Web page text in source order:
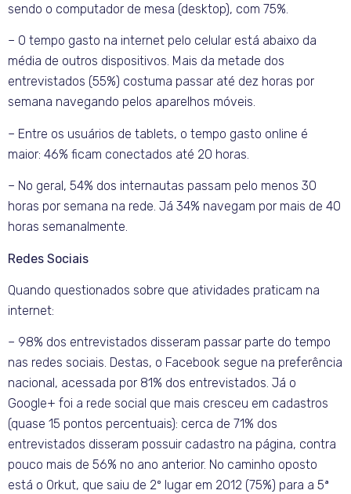
sendo o computador de mesa (desktop), com 75%.
– O tempo gasto na internet pelo celular está abaixo da
média de outros dispositivos. Mais da metade dos
entrevistados (55%) costuma passar até dez horas por
semana navegando pelos aparelhos móveis.
– Entre os usuários de tablets, o tempo gasto online é
maior: 46% ficam conectados até 20 horas.
– No geral, 54% dos internautas passam pelo menos 30
horas por semana na rede. Já 34% navegam por mais de 40
horas semanalmente.
Redes Sociais
Quando questionados sobre que atividades praticam na
internet:
– 98% dos entrevistados disseram passar parte do tempo
nas redes sociais. Destas, o Facebook segue na preferência
nacional, acessada por 81% dos entrevistados. Já o
Google+ foi a rede social que mais cresceu em cadastros
(quase 15 pontos percentuais): cerca de 71% dos
entrevistados disseram possuir cadastro na página, contra
pouco mais de 56% no ano anterior. No caminho oposto
está o Orkut, que saiu de 2º lugar em 2012 (75%) para a 5ª